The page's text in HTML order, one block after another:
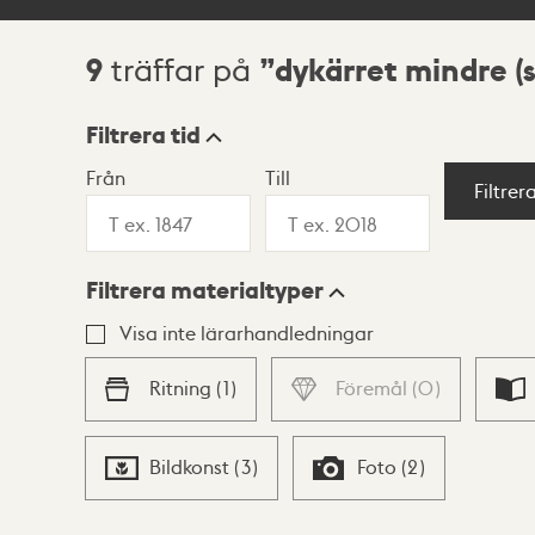
Sökresultat
9 träffar på dykärret mindre
Visningsläge
Lista Karta
Filtrera tid
Från Till
Filtrera materialtyper
Visa inte lärarhandledningar
Ritning (1) Föremål (0)
Bildkonst (3) Foto (2)